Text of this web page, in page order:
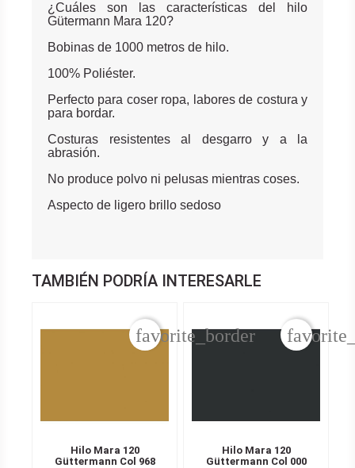
¿Cuáles son las características del hilo
Gütermann Mara 120?
Bobinas de 1000 metros de hilo.
100% Poliéster.
Perfecto para coser ropa, labores de costura y
para bordar.
Costuras resistentes al desgarro y a la
abrasión.
No produce polvo ni pelusas mientras coses.
Aspecto de ligero brillo sedoso
TAMBIÉN PODRÍA INTERESARLE
Hilo Mara 120
Güttermann Col 968
favorite_border
Hilo Mara 120
Güttermann Col 000